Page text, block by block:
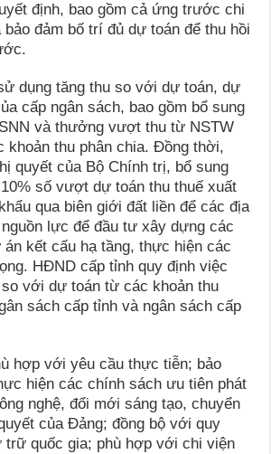
định, bao gồm cả ứng trước chi
đảm bố trí đủ dự toán để thu hồi
dụng tăng thu so với dự toán, dự
cấp ngân sách, bao gồm bổ sung
và thưởng vượt thu từ NSTW
khoản thu phân chia. Đồng thời,
quyết của Bộ Chính trị, bổ sung
số vượt dự toán thu thuế xuất
qua biên giới đất liền để các địa
lực để đầu tư xây dựng các
kết cấu hạ tầng, thực hiện các
HĐND cấp tỉnh quy định việc
với dự toán từ các khoản thu
sách cấp tỉnh và ngân sách cấp
hợp với yêu cầu thực tiễn; bảo
hiện các chính sách ưu tiên phát
nghệ, đổi mới sáng tạo, chuyển
của Đảng; đồng bộ với quy
trữ quốc gia; phù hợp với chi viện